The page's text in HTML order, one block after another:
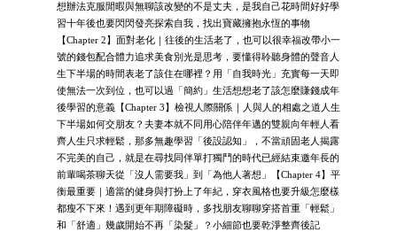
想辦法克服閒暇與無聊該改變的不是丈夫，是我自己花時間好好學
習十年後也要閃閃發亮探索自我，找出寶藏擁抱永恆的事物
【Chapter 2】面對老化｜往後的生活老了，也可以很幸福改帶小一
號的錢包配合體力追求美食別光是思考，要懂得聆聽身體的聲音人
生下半場的時間表老了該住在哪裡？用「自我時光」充實每一天即
使無法一次到位，也可以過「簡約」生活想想老了該怎麼賺錢成年
後學習的意義【Chapter 3】檢視人際關係｜人與人的相處之道人生
下半場如何交朋友？夫妻本就不同用心陪伴年邁的雙親向年輕人看
齊人生只求輕鬆，那多無趣學習「後設認知」，不當頑固老人揭露
不完美的自己，就是在尋找同伴單打獨鬥的時代已經結束邀年長的
前輩喝茶聊天從「沒人需要我」到「為他人著想」【Chapter 4】平
衡最重要｜適當的健身與打扮上了年紀，穿衣風格也要升級怎麼樣
都瘦不下來！遇到更年期障礙時，多找朋友聊聊穿搭首重「輕鬆」
和「舒適」幾歲開始不再「染髮」？小細節也要乾淨整齊後記